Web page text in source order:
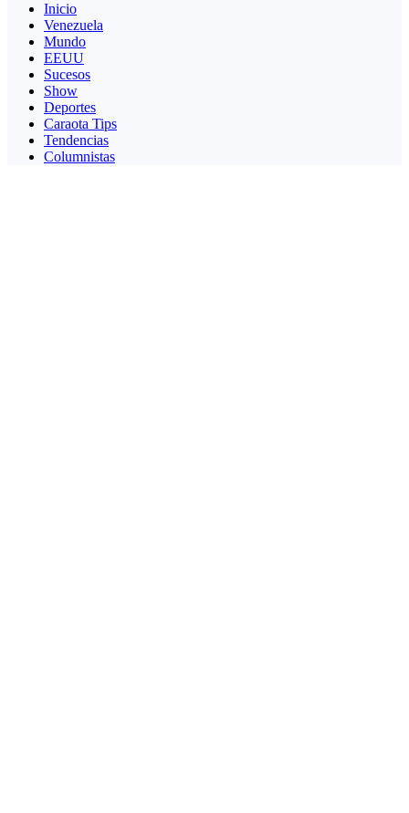
Inicio
Venezuela
Mundo
EEUU
Sucesos
Show
Deportes
Caraota Tips
Tendencias
Columnistas